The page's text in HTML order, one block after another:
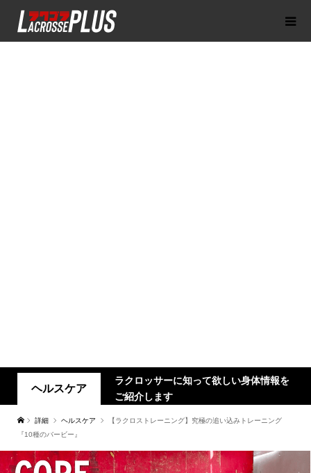
ヘルスケア
ラクロッサーに知って欲しい身体情報を
ご紹介します
詳細 ヘルスケア
【ラクロストレーニング】究極の追い込みトレーニング
『10種のバービー』